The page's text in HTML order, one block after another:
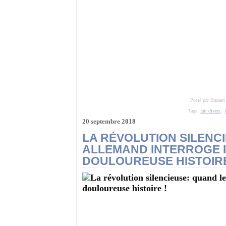
Posté par
Tags: fait divers ,
20 septembre 2018
LA RÉVOLUTION
ALLEMAND INTERROGE
DOULOUREUSE